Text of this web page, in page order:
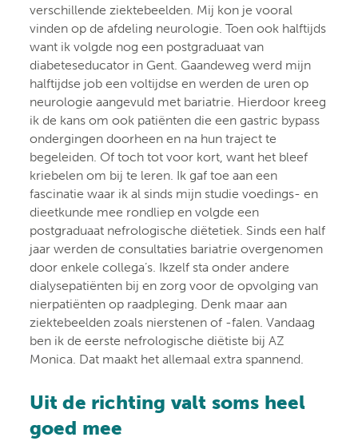
verschillende ziektebeelden. Mij kon je vooral
vinden op de afdeling neurologie. Toen ook halftijds
want ik volgde nog een postgraduaat van
diabeteseducator in Gent. Gaandeweg werd mijn
halftijdse job een voltijdse en werden de uren op
neurologie aangevuld met bariatrie. Hierdoor kreeg
ik de kans om ook patiënten die een gastric bypass
ondergingen doorheen en na hun traject te
begeleiden. Of toch tot voor kort, want het bleef
kriebelen om bij te leren. Ik gaf toe aan een
fascinatie waar ik al sinds mijn studie voedings- en
dieetkunde mee rondliep en volgde een
postgraduaat nefrologische diëtetiek. Sinds een half
jaar werden de consultaties bariatrie overgenomen
door enkele collega’s. Ikzelf sta onder andere
dialysepatiënten bij en zorg voor de opvolging van
nierpatiënten op raadpleging. Denk maar aan
ziektebeelden zoals nierstenen of -falen. Vandaag
ben ik de eerste nefrologische diëtiste bij AZ
Monica. Dat maakt het allemaal extra spannend.
Uit de richting valt soms heel
goed mee